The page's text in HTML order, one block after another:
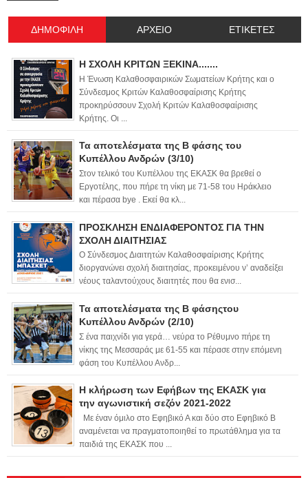
ΔΗΜΟΦΙΛΗ ΑΡΧΕΙΟ ΕΤΙΚΕΤΕΣ
Η ΣΧΟΛΗ ΚΡΙΤΩΝ ΞΕΚΙΝΑ.......
Η Ένωση Καλαθοσφαιρικών Σωματείων Κρήτης και ο
Σύνδεσμος Κριτών Καλαθοσφαίρισης Κρήτης
προκηρύσσουν Σχολή Κριτών Καλαθοσφαίρισης
Κρήτης. Οι ...
Τα αποτελέσματα της Β φάσης του
Κυπέλλου Ανδρών (3/10)
Στον τελικό του Κυπέλλου της ΕΚΑΣΚ θα βρεθεί ο
Εργοτέλης, που πήρε τη νίκη με 71-58 του Ηράκλειο
και πέρασα bye . Εκεί θα κλ...
ΠΡΟΣΚΛΗΣΗ ΕΝΔΙΑΦΕΡΟΝΤΟΣ ΓΙΑ ΤΗΝ
ΣΧΟΛΗ ΔΙΑΙΤΗΣΙΑΣ
Ο Σύνδεσμος Διαιτητών Καλαθοσφαίρισης Κρήτης
διοργανώνει σχολή διαιτησίας, προκειμένου ν’ αναδείξει
νέους ταλαντούχους διαιτητές που θα ενισ...
Τα αποτελέσματα της Β φάσηςτου
Κυπέλλου Ανδρών (2/10)
Σ ένα παιχνίδι για γερά… νεύρα το Ρέθυμνο πήρε τη
νίκης της Μεσσαράς με 61-55 και πέρασε στην επόμενη
φάση του Κυπέλλου Ανδρ...
Η κλήρωση των Εφήβων της ΕΚΑΣΚ για
την αγωνιστική σεζόν 2021-2022
Με έναν όμιλο στο Εφηβικό Α και δύο στο Εφηβικό Β
αναμένεται να πραγματοποιηθεί το πρωτάθλημα για τα
παιδιά της ΕΚΑΣΚ που ...